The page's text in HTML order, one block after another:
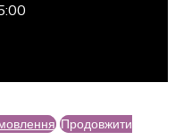
Продовжити